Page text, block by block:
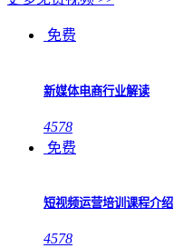
免费
新媒体电商行业解读
4578
免费
短视频运营培训课程介绍
4578